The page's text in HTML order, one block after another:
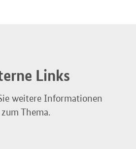
Links
weitere Informationen
zum Thema.